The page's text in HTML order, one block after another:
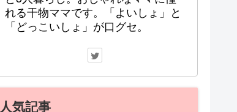
れる干物ママです。「よいしょ」と
「どっこいしょ」が口グセ。
人気記事